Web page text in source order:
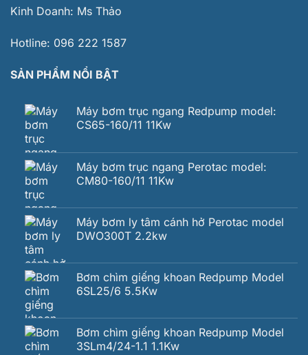
Kinh Doanh: Ms Thảo
Hotline: 096 222 1587
SẢN PHẨM NỔI BẬT
Máy bơm trục ngang Redpump model:
CS65-160/11 11Kw
Máy bơm trục ngang Perotac model:
CM80-160/11 11Kw
Máy bơm ly tâm cánh hở Perotac model
DWO300T 2.2kw
Bơm chìm giếng khoan Redpump Model
6SL25/6 5.5Kw
Bơm chìm giếng khoan Redpump Model
3SLm4/24-1.1 1.1Kw